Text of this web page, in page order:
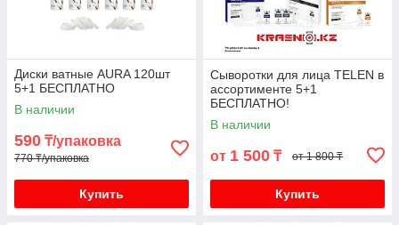
Диски ватные AURA 120шт
5+1 БЕСПЛАТНО
В наличии
590 ₸/упаковка
770 ₸/упаковка
Купить
Сыворотки для лица TELEN в
ассортименте 5+1
БЕСПЛАТНО!
В наличии
от 1 500 ₸ от 1 800 ₸
Купить